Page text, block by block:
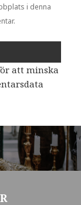
i denna
att minska